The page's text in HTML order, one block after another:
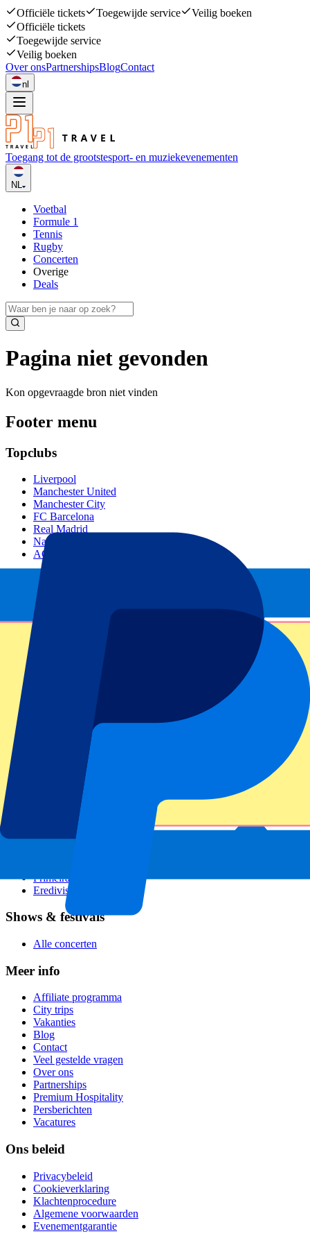
Officiële tickets Toegewijde service
Veilig boeken
Officiële tickets
Toegewijde service
Veilig boeken
Over onsPartnershipsBlogContact
nl
Toegang tot de grootstesport- en muziekevenementen
NL
Voetbal
Formule 1
Tennis
Rugby
Concerten
Overige
Deals
Pagina niet gevonden
Kon opgevraagde bron niet vinden
Footer menu
Topclubs
Liverpool
Manchester United
Manchester City
FC Barcelona
Real Madrid
Napoli
AC Milan
Populaire events
GP Spanje
Alle sporten
Voetbalcompetities
Champions League
Premier League
Serie A
Primeira Liga
Eredivisie
Shows & festivals
Alle concerten
Meer info
Affiliate programma
City trips
Vakanties
Blog
Contact
Veel gestelde vragen
Over ons
Partnerships
Premium Hospitality
Persberichten
Vacatures
Ons beleid
Privacybeleid
Cookieverklaring
Klachtenprocedure
Algemene voorwaarden
Evenementgarantie